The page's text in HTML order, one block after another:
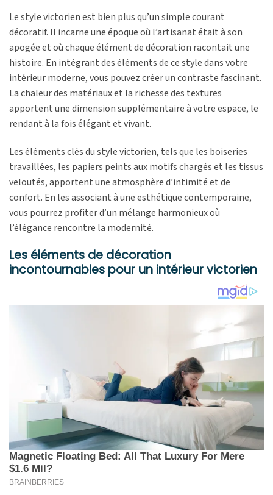
Le style victorien est bien plus qu’un simple courant
décoratif. Il incarne une époque où l’artisanat était à son
apogée et où chaque élément de décoration racontait une
histoire. En intégrant des éléments de ce style dans votre
intérieur moderne, vous pouvez créer un contraste fascinant.
La chaleur des matériaux et la richesse des textures
apportent une dimension supplémentaire à votre espace, le
rendant à la fois élégant et vivant.
Les éléments clés du style victorien, tels que les boiseries
travaillées, les papiers peints aux motifs chargés et les tissus
veloutés, apportent une atmosphère d’intimité et de
confort. En les associant à une esthétique contemporaine,
vous pourrez profiter d’un mélange harmonieux où
l’élégance rencontre la modernité.
Les éléments de décoration
incontournables pour un intérieur victorien